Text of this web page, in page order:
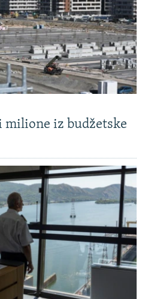
milione iz budžetske